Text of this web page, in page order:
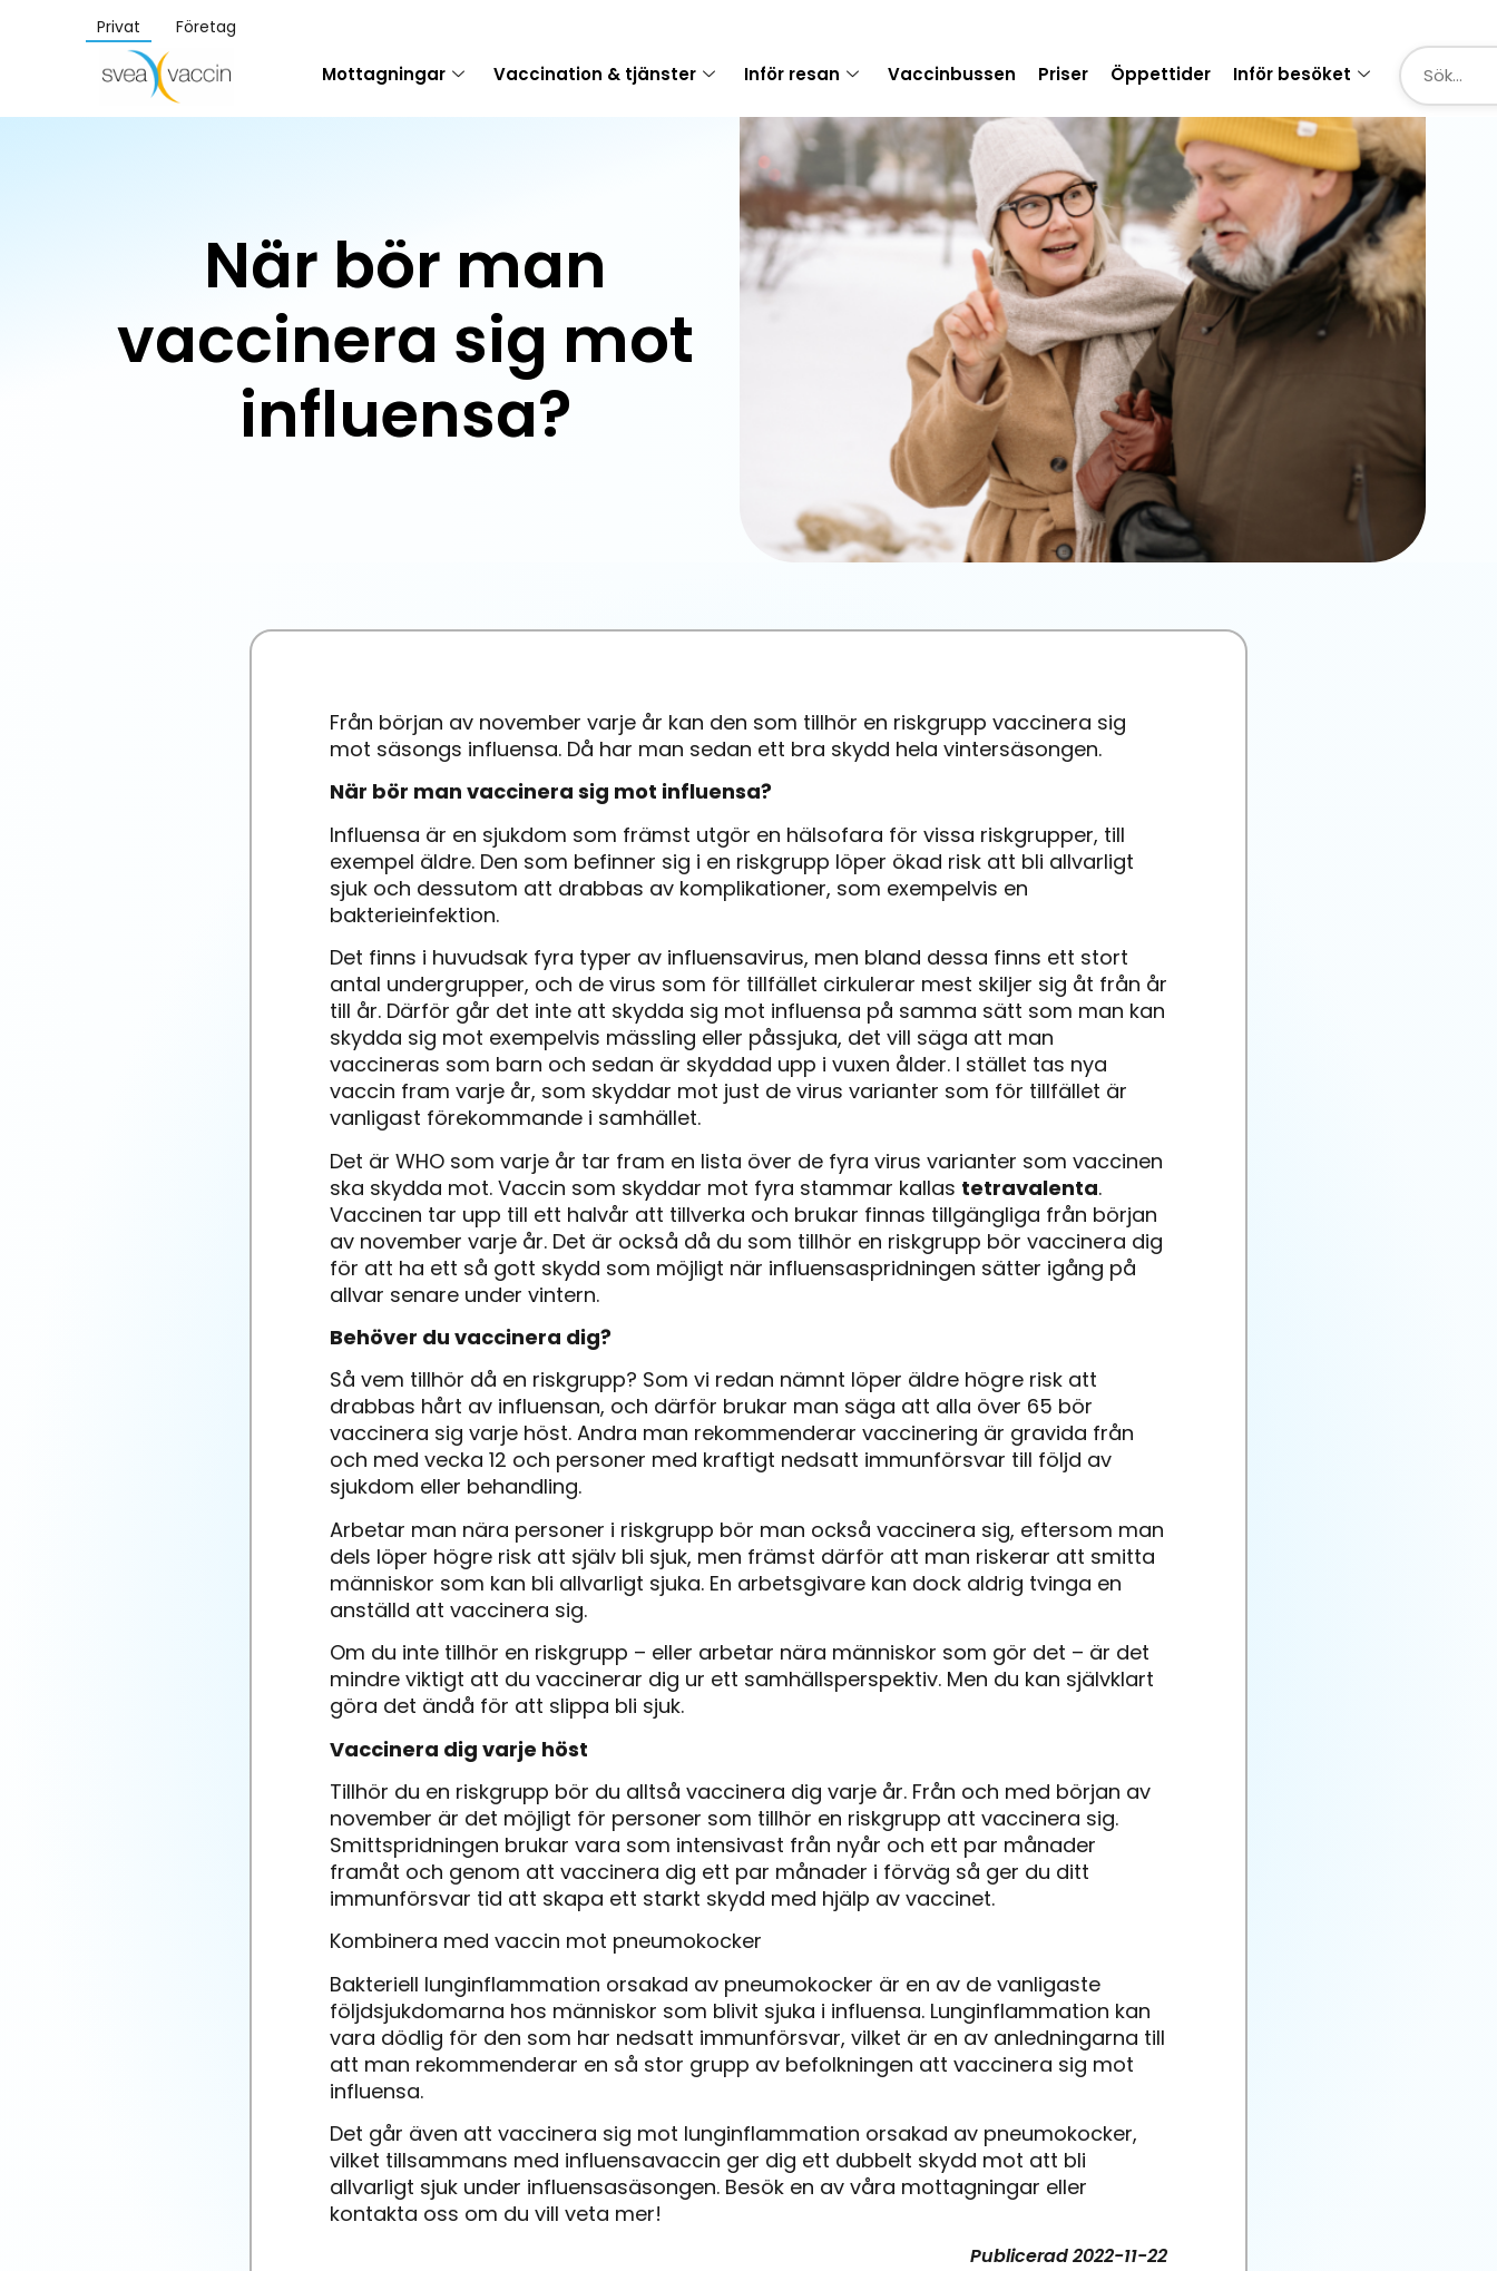
Privat Företag
Mottagningar Vaccination & tjänster Inför resan Vaccinbussen Priser Öppettider Inför besöket
När bör man
vaccinera sig mot
influensa?
Från början av november varje år kan den som tillhör en riskgrupp vaccinera sig
mot säsongs influensa. Då har man sedan ett bra skydd hela vintersäsongen.
När bör man vaccinera sig mot influensa?
Influensa är en sjukdom som främst utgör en hälsofara för vissa riskgrupper, till
exempel äldre. Den som befinner sig i en riskgrupp löper ökad risk att bli allvarligt
sjuk och dessutom att drabbas av komplikationer, som exempelvis en
bakterieinfektion.
Det finns i huvudsak fyra typer av influensavirus, men bland dessa finns ett stort
antal undergrupper, och de virus som för tillfället cirkulerar mest skiljer sig åt från år
till år. Därför går det inte att skydda sig mot influensa på samma sätt som man kan
skydda sig mot exempelvis mässling eller påssjuka, det vill säga att man
vaccineras som barn och sedan är skyddad upp i vuxen ålder. I stället tas nya
vaccin fram varje år, som skyddar mot just de virus varianter som för tillfället är
vanligast förekommande i samhället.
Det är WHO som varje år tar fram en lista över de fyra virus varianter som vaccinen
ska skydda mot. Vaccin som skyddar mot fyra stammar kallas tetravalenta.
Vaccinen tar upp till ett halvår att tillverka och brukar finnas tillgängliga från början
av november varje år. Det är också då du som tillhör en riskgrupp bör vaccinera dig
för att ha ett så gott skydd som möjligt när influensaspridningen sätter igång på
allvar senare under vintern.
Behöver du vaccinera dig?
Så vem tillhör då en riskgrupp? Som vi redan nämnt löper äldre högre risk att
drabbas hårt av influensan, och därför brukar man säga att alla över 65 bör
vaccinera sig varje höst. Andra man rekommenderar vaccinering är gravida från
och med vecka 12 och personer med kraftigt nedsatt immunförsvar till följd av
sjukdom eller behandling.
Arbetar man nära personer i riskgrupp bör man också vaccinera sig, eftersom man
dels löper högre risk att själv bli sjuk, men främst därför att man riskerar att smitta
människor som kan bli allvarligt sjuka. En arbetsgivare kan dock aldrig tvinga en
anställd att vaccinera sig.
Om du inte tillhör en riskgrupp – eller arbetar nära människor som gör det – är det
mindre viktigt att du vaccinerar dig ur ett samhällsperspektiv. Men du kan självklart
göra det ändå för att slippa bli sjuk.
Vaccinera dig varje höst
Tillhör du en riskgrupp bör du alltså vaccinera dig varje år. Från och med början av
november är det möjligt för personer som tillhör en riskgrupp att vaccinera sig.
Smittspridningen brukar vara som intensivast från nyår och ett par månader
framåt och genom att vaccinera dig ett par månader i förväg så ger du ditt
immunförsvar tid att skapa ett starkt skydd med hjälp av vaccinet.
Kombinera med vaccin mot pneumokocker
Bakteriell lunginflammation orsakad av pneumokocker är en av de vanligaste
följdsjukdomarna hos människor som blivit sjuka i influensa. Lunginflammation kan
vara dödlig för den som har nedsatt immunförsvar, vilket är en av anledningarna till
att man rekommenderar en så stor grupp av befolkningen att vaccinera sig mot
influensa.
Det går även att vaccinera sig mot lunginflammation orsakad av pneumokocker,
vilket tillsammans med influensavaccin ger dig ett dubbelt skydd mot att bli
allvarligt sjuk under influensasäsongen. Besök en av våra mottagningar eller
kontakta oss om du vill veta mer!
Publicerad2022-11-22